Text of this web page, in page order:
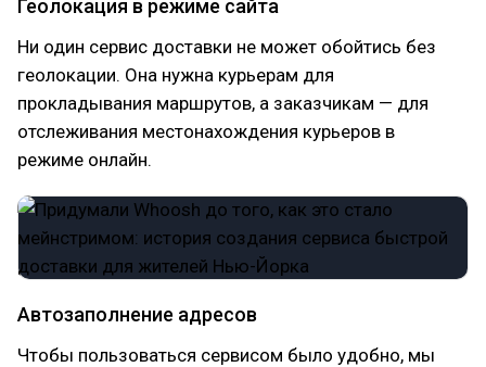
Геолокация в режиме сайта
Ни один сервис доставки не может обойтись без
геолокации. Она нужна курьерам для
прокладывания маршрутов, а заказчикам — для
отслеживания местонахождения курьеров в
режиме онлайн.
Автозаполнение адресов
Чтобы пользоваться сервисом было удобно, мы